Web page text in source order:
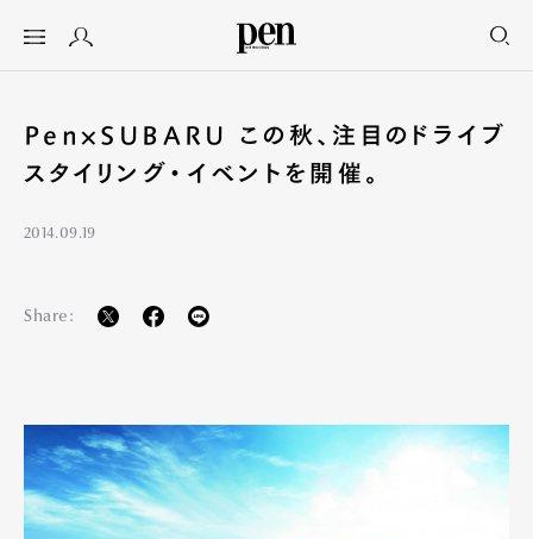
Pen×SUBARU この秋、注目のドライブ
スタイリング・イベントを開催。
2014.09.19
Share: